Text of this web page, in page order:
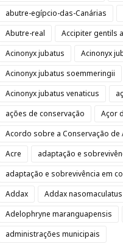
abutre-egípcio-das-Canárias
Abutre-real
Accipiter gentils
Acinonyx jubatus
Acinonyx
Acinonyx jubatus soemmeringii
Acinonyx jubatus venaticus
ações de conservação
Açor
Acordo sobre a Conservação de
Acre
adaptação e
adaptação e sobrevivência em
Addax
Addax nasomaculatus
Adelophryne maranguapensis
administrações municipais